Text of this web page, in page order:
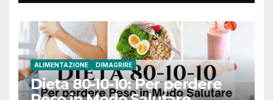
ALIMENTAZIONE DIMAGRIRE
Dieta 80-10-10: Per perdere